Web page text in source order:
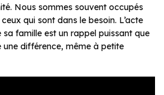
Nous sommes souvent occupés
qui sont dans le besoin. L’acte
famille est un rappel puissant que
différence, même à petite